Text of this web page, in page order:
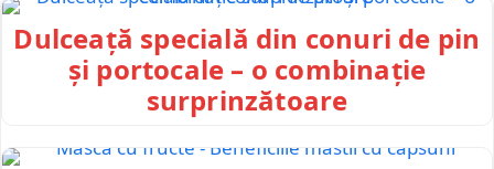
Dulceață specială din conuri de pin
și portocale – o combinație
surprinzătoare